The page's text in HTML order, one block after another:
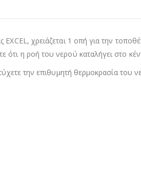
χρειάζεται 1 οπή για την
η ροή του νερού καταλήγει στο
την επιθυμητή θερμοκρασία του